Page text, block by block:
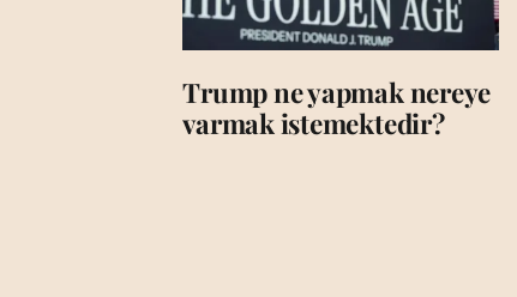
Trump ne yapmak nereye
varmak istemektedir?